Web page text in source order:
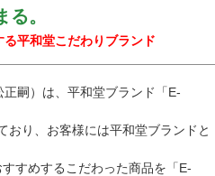
。
平和堂こだわりブランド
嗣）は、平和堂ブランド「E-
おり、お客様には平和堂ブランドと
すめするこだわった商品を「E-